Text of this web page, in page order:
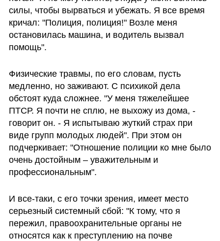
силы, чтобы вырваться и убежать. Я все время
кричал: "Полиция, полиция!" Возле меня
остановилась машина, и водитель вызвал
помощь".
Физические травмы, по его словам, пусть
медленно, но заживают. С психикой дела
обстоят куда сложнее. "У меня тяжелейшее
ПТСР. Я почти не сплю, не выхожу из дома, -
говорит он. - Я испытываю жуткий страх при
виде групп молодых людей". При этом он
подчеркивает: "Отношение полиции ко мне было
очень достойным – уважительным и
профессиональным".
И все-таки, с его точки зрения, имеет место
серьезный системный сбой: "К тому, что я
пережил, правоохранительные органы не
относятся как к преступлению на почве